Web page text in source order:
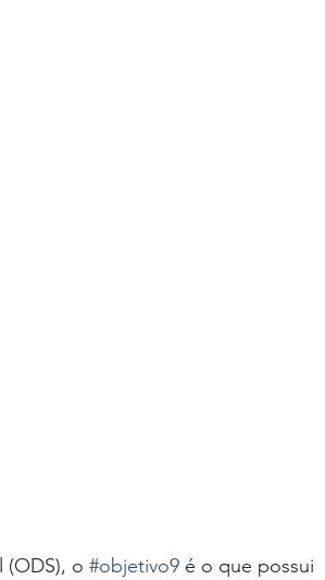
(ODS), o #objetivo9 é o que possui